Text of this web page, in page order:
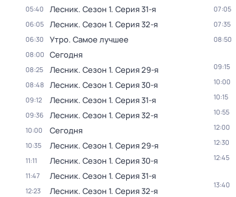
05:40 Лесник. Сезон 1. Серия 31-я
06:05 Лесник. Сезон 1. Серия 32-я
06:30 Утро. Самое лучшее
08:00 Сегодня
08:25 Лесник. Сезон 1. Серия 29-я
08:48 Лесник. Сезон 1. Серия 30-я
09:12 Лесник. Сезон 1. Серия 31-я
09:36 Лесник. Сезон 1. Серия 32-я
10:00 Сегодня
10:35 Лесник. Сезон 1. Серия 29-я
11:11 Лесник. Сезон 1. Серия 30-я
11:47 Лесник. Сезон 1. Серия 31-я
12:23 Лесник. Сезон 1. Серия 32-я
07:05
07:35
08:50
09:15
10:00
10:15
10:55
12:00
12:30
12:45
13:40